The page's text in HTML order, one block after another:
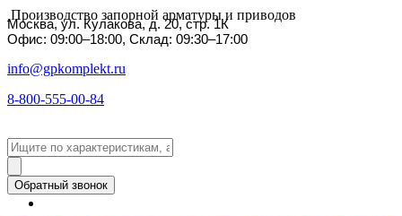
Производство запорной арматуры и приводов
Москва, ул. Кулакова, д. 20, стр. 1К
Офис: 09:00–18:00, Склад: 09:30–17:00
info@gpkomplekt.ru
8-800-555-00-84
Обратный звонок